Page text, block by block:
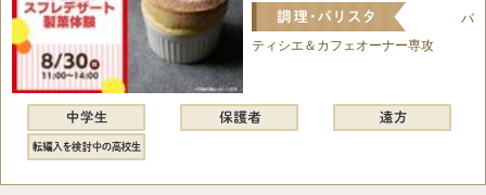
パ
ティシエ＆カフェオーナー専攻